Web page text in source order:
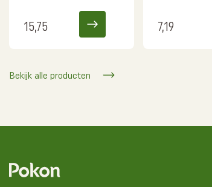
15,75 7,19
Bekijk alle producten